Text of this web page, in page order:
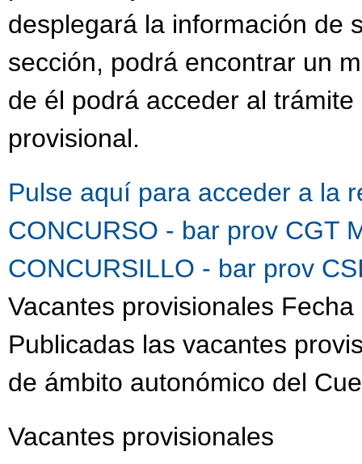
desplegará la información de
sección, podrá encontrar un
de él podrá acceder al
provisional.
Pulse aquí para acceder a la
CONCURSO - bar prov CGT
CONCURSILLO - bar prov
Vacantes provisionales
Publicadas las vacantes
de ámbito autonómico del
Vacantes provisionales